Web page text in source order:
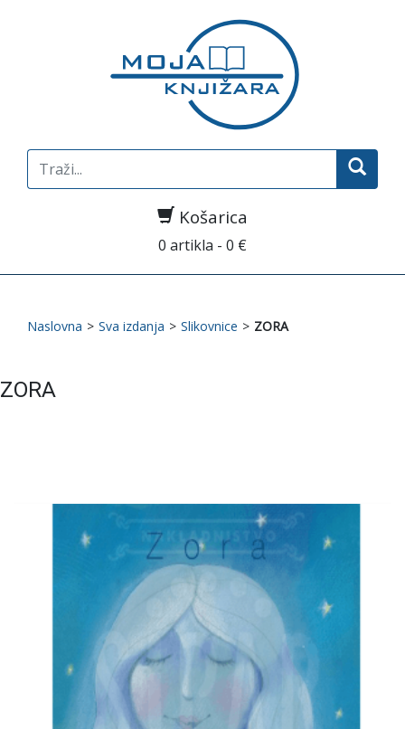
Search
for:
Košarica
0 artikla - 0 €
Naslovna > Sva izdanja > Slikovnice > ZORA
ZORA